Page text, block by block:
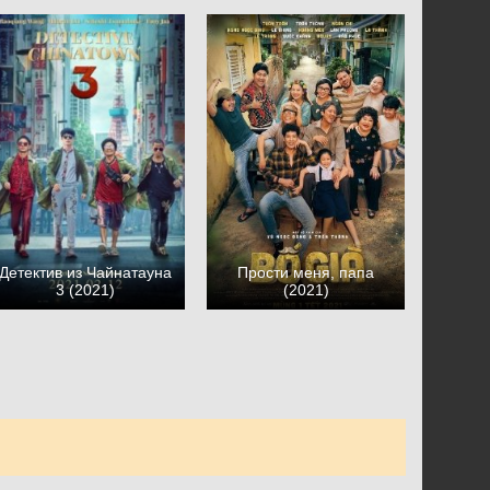
Детектив из Чайнатауна
3 (2021)
Прости меня, папа
(2021)